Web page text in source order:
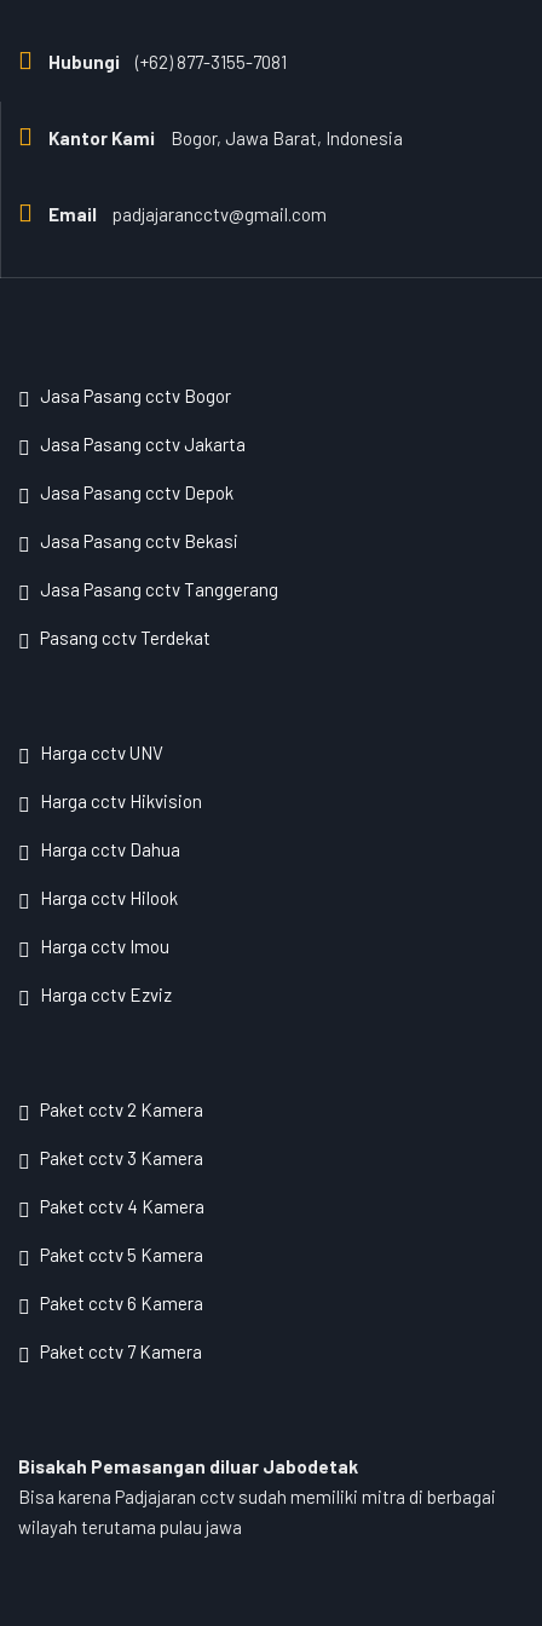
Hubungi (+62) 877-3155-7081
Kantor Kami Bogor, Jawa Barat, Indonesia
Email padjajarancctv@gmail.com
Jasa Pasang cctv Bogor
Jasa Pasang cctv Jakarta
Jasa Pasang cctv Depok
Jasa Pasang cctv Bekasi
Jasa Pasang cctv Tanggerang
Pasang cctv Terdekat
Harga cctv UNV
Harga cctv Hikvision
Harga cctv Dahua
Harga cctv Hilook
Harga cctv Imou
Harga cctv Ezviz
Paket cctv 2 Kamera
Paket cctv 3 Kamera
Paket cctv 4 Kamera
Paket cctv 5 Kamera
Paket cctv 6 Kamera
Paket cctv 7 Kamera
Bisakah Pemasangan diluar Jabodetak
Bisa karena Padjajaran cctv sudah memiliki mitra di berbagai
wilayah terutama pulau jawa